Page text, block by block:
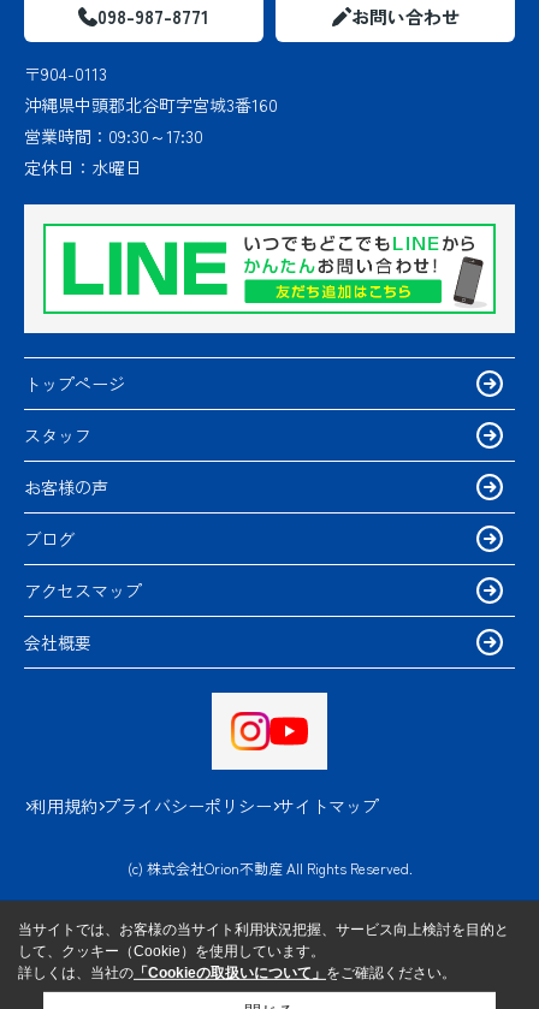
098-987-8771 お問い合わせ
〒904-0113
沖縄県中頭郡北谷町字宮城3番160
営業時間： 09:30～17:30
定休日： 水曜日
トップページ
スタッフ
お客様の声
ブログ
アクセスマップ
会社概要
利用規約 プライバシーポリシー サイトマップ
(c) 株式会社Orion不動産 All Rights Reserved.
当サイトでは、お客様の当サイト利用状況把握、サービス向上検討を目的と
して、クッキー（Cookie）を使用しています。
詳しくは、当社の 「Cookieの取扱いについて」 をご確認ください。